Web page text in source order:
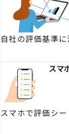
自社の評価基準
スマ
スマホで評価シ